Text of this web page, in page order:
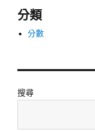
分類
分數
搜尋